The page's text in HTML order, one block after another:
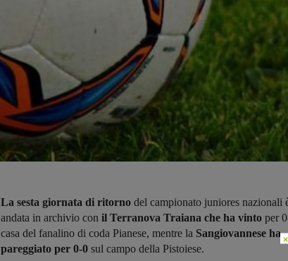
La sesta giornata di ritorno del campionato juniores nazionali
andata in archivio con il Terranova Traiana che ha vinto per
casa del fanalino di coda Pianese, mentre la Sangiovannese ha
pareggiato per 0-0 sul campo della Pistoiese.
×